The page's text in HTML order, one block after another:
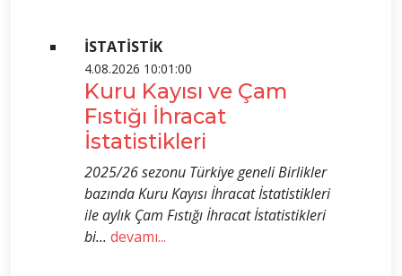
İSTATİSTİK
4.08.2026 10:01:00
Kuru Kayısı ve Çam
Fıstığı İhracat
İstatistikleri
2025/26 sezonu Türkiye geneli Birlikler
bazında Kuru Kayısı İhracat İstatistikleri
ile aylık Çam Fıstığı İhracat İstatistikleri
bi... devamı...